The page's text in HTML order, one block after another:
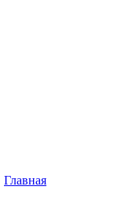
Главная